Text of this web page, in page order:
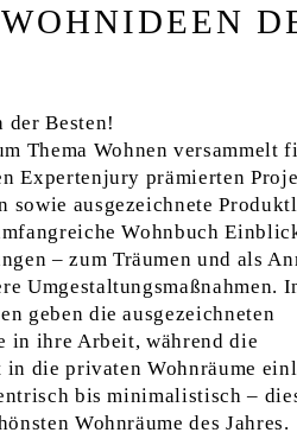
der Besten!
Thema Wohnen versammelt
Expertenjury prämierten
ausgezeichnete
Wohnbuch
– zum Träumen und als
Umgestaltungsmaßnahmen.
geben die ausgezeichneten
in ihre Arbeit, während die
die privaten Wohnräume
bis minimalistisch –
Wohnräume des Jahres.